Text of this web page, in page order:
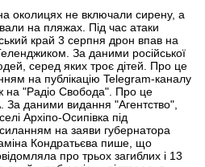
околицях не включали сирену, а
на пляжах. Під час атаки
край 3 серпня дрон впав на
За даними російської
серед яких троє дітей. Про це
на публікацію Telegram-каналу
на "Радіо Свобода". Про це
За даними видання "Агентство",
Архіпо-Осипівка під
на заяви губернатора
Кондратьєва пише, що
про трьох загиблих і 13